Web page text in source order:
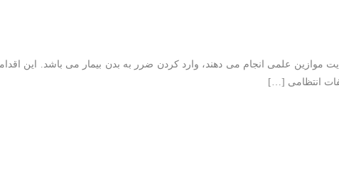
موازین علمی انجام می دهند، وارد کردن ضرر به بدن بیمار می باشد. این
انتظامی […]